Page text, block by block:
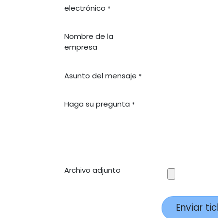
electrónico *
Nombre de la
empresa
Asunto del mensaje *
Haga su pregunta *
Archivo adjunto
Enviar